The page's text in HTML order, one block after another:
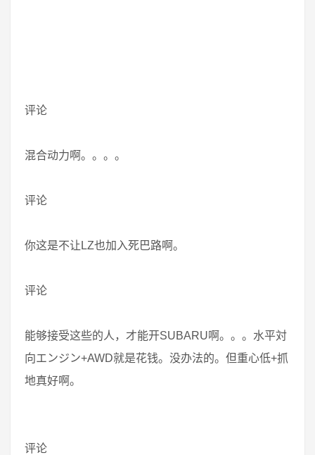
评论
混合动力啊。。。。
评论
你这是不让LZ也加入死巴路啊。
评论
能够接受这些的人，才能开SUBARU啊。。。水平対
向エンジン+AWD就是花钱。没办法的。但重心低+抓
地真好啊。
评论